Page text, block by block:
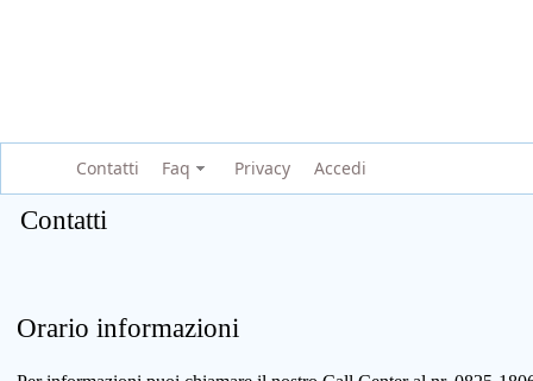
Contatti Faq Privacy Accedi
Contatti
Orario informazioni